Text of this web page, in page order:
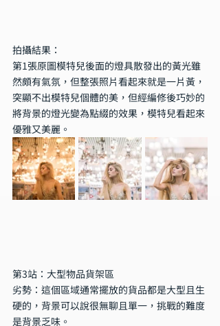
拍攝結果：
第1張原圖模特兒後面的燈具散發出的黃光雖
然頗有氣氛，但整張照片看起來就是一片黃，
突顯不出模特兒個體的美，但經編修後巧妙的
將背景的燈光變為點綴的效果，模特兒看起來
優雅又美麗。
第3站：大型物品貨架區
劣勢：這個區域通常擺放的貨品都是大型且生
硬的，背景可以說很無聊且單一，挑戰的難度
是背景乏味。